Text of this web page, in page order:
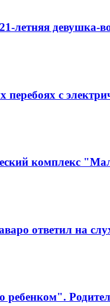
летняя девушка-
с
комплекс
ответил на